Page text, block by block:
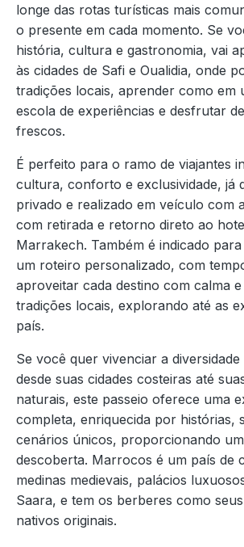
longe das rotas turísticas mais
o presente em cada momento. Se
história, cultura e gastronomia, vai
às cidades de Safi e Oualidia, onde
tradições locais, aprender como em
escola de experiências e desfrutar
frescos.
É perfeito para o ramo de viajantes
cultura, conforto e exclusividade, já
privado e realizado em veículo com
com retirada e retorno direto ao
Marrakech. Também é indicado
um roteiro personalizado, com
aproveitar cada destino com calma
tradições locais, explorando até as
país.
Se você quer vivenciar a
desde suas cidades costeiras até
naturais, este passeio oferece uma
completa, enriquecida por histórias,
cenários únicos, proporcionando
descoberta. Marrocos é um país de
medinas medievais, palácios
Saara, e tem os berberes como
nativos originais.